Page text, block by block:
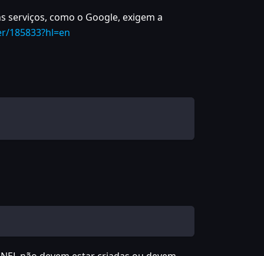
serviços, como o Google, exigem a
185833?hl=en